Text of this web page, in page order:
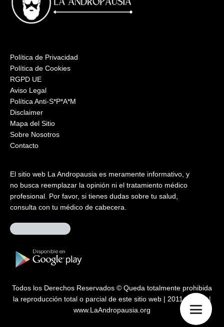
Política de Privacidad
Política de Cookies
RGPD UE
Aviso Legal
Política Anti-S*P*A*M
Disclaimer
Mapa del Sitio
Sobre Nosotros
Contacto
El sitio web La Andropausia es meramente informativo, y
no busca reemplazar la opinión ni el tratamiento médico
profesional. Por favor, si tienes dudas sobre tu salud,
consulta con tu médico de cabecera.
Todos los Derechos Reservados © Queda totalmente prohibida
la reproducción total o parcial de este sitio web | 2011 – 2026 |
www.LaAndropausia.org